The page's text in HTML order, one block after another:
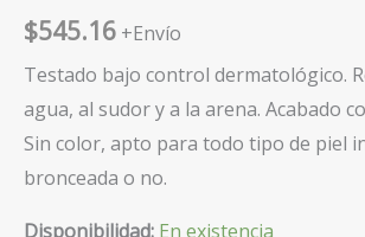
$545.16 +Envío
Testado bajo control dermatológico.
agua, al sudor y a la arena. Acabado
Sin color, apto para todo tipo de piel
bronceada o no.
Disponibilidad: En existencia